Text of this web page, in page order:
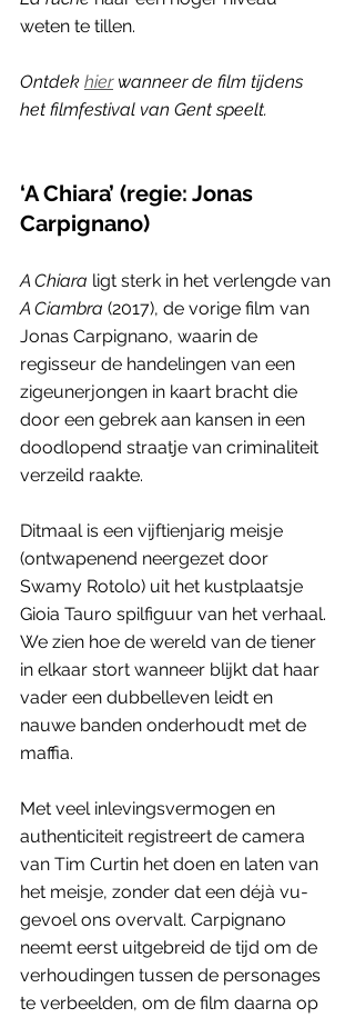
weten te tillen.
Ontdek hier wanneer de film tijdens
het filmfestival van Gent speelt.
‘A Chiara’ (regie: Jonas
Carpignano)
A Chiara ligt sterk in het verlengde van
A Ciambra (2017), de vorige film van
Jonas Carpignano, waarin de
regisseur de handelingen van een
zigeunerjongen in kaart bracht die
door een gebrek aan kansen in een
doodlopend straatje van criminaliteit
verzeild raakte.
Ditmaal is een vijftienjarig meisje
(ontwapenend neergezet door
Swamy Rotolo) uit het kustplaatsje
Gioia Tauro spilfiguur van het verhaal.
We zien hoe de wereld van de tiener
in elkaar stort wanneer blijkt dat haar
vader een dubbelleven leidt en
nauwe banden onderhoudt met de
maffia.
Met veel inlevingsvermogen en
authenticiteit registreert de camera
van Tim Curtin het doen en laten van
het meisje, zonder dat een déjà vu-
gevoel ons overvalt. Carpignano
neemt eerst uitgebreid de tijd om de
verhoudingen tussen de personages
te verbeelden, om de film daarna op